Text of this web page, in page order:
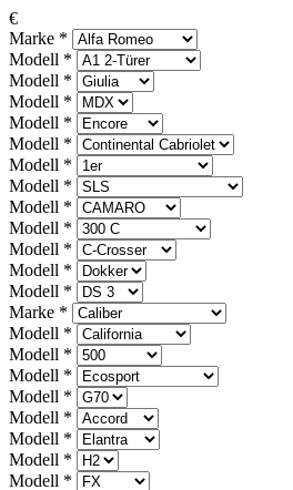
€
Marke *
Modell *
Modell *
Modell *
Modell *
Modell *
Modell *
Modell *
Modell *
Modell *
Modell *
Modell *
Modell *
Marke *
Modell *
Modell *
Modell *
Modell *
Modell *
Modell *
Modell *
Modell *